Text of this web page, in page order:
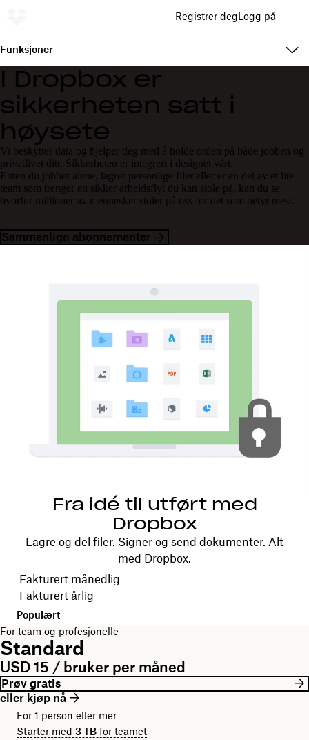
Registrer degLogg på
Funksjoner
I Dropbox er
sikkerheten satt i
høysete
Vi beskytter data og hjelper deg med å holde orden på både jobben og
privatlivet ditt. Sikkerheten er integrert i designet vårt.
Enten du jobber alene, lagrer personlige filer eller er en del av et lite
team som trenger en sikker arbeidsflyt du kan stole på, kan du se
hvorfor millioner av mennesker stoler på oss for det som betyr mest.
Sammenlign abonnementer
Fra idé til utført med
Dropbox
Lagre og del filer. Signer og send dokumenter. Alt
med Dropbox.
Velg faktureringsperiode
Fakturert månedlig
Fakturert årlig
Populært
For team og profesjonelle
Standard
USD 15 / bruker per måned
Prøv gratis
eller kjøp nå
For 1 person eller mer
Starter med 3 TB for teamet